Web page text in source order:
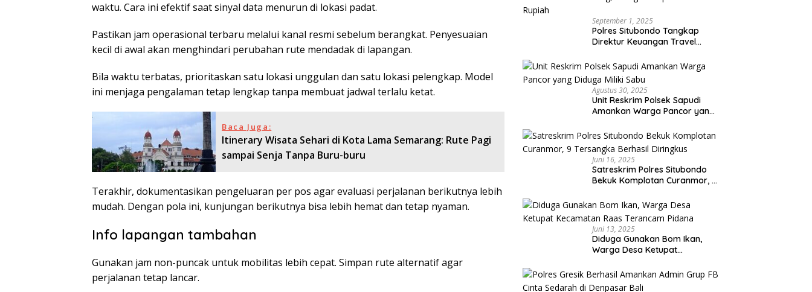
waktu. Cara ini efektif saat sinyal data menurun di lokasi padat.
Pastikan jam operasional terbaru melalui kanal resmi sebelum berangkat. Penyesuaian
kecil di awal akan menghindari perubahan rute mendadak di lapangan.
Bila waktu terbatas, prioritaskan satu lokasi unggulan dan satu lokasi pelengkap. Model
ini menjaga pengalaman tetap lengkap tanpa membuat jadwal terlalu ketat.
Baca Juga:
Itinerary Wisata Sehari di Kota Lama Semarang: Rute Pagi
sampai Senja Tanpa Buru-buru
Terakhir, dokumentasikan pengeluaran per pos agar evaluasi perjalanan berikutnya lebih
mudah. Dengan pola ini, kunjungan berikutnya bisa lebih hemat dan tetap nyaman.
Info lapangan tambahan
Gunakan jam non-puncak untuk mobilitas lebih cepat. Simpan rute alternatif agar
perjalanan tetap lancar.
September 1, 2025
Polres Situbondo Tangkap
Direktur Keuangan Travel
Capai Miliaran Rupiah
Agustus 30, 2025
Unit Reskrim Polsek Sapudi
Amankan Warga Pancor yang
Juni 16, 2025
Satreskrim Polres Situbondo
Bekuk Komplotan Curanmor, 9
Juni 13, 2025
Diduga Gunakan Bom Ikan,
Warga Desa Ketupat
Pidana